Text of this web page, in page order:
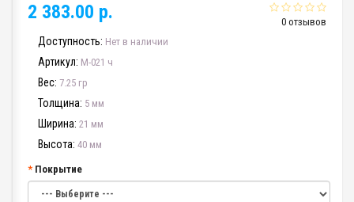
0 отзывов
2 383.00 р.
Доступность: Нет в наличии
Артикул: М-021 ч
Вес: 7.25 гр
Толщина: 5 мм
Ширина: 21 мм
Высота: 40 мм
Покрытие